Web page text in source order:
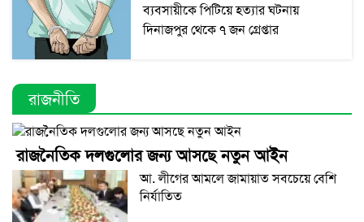
ব্যবসায়ীকে পিটিয়ে হত্যার ঘটনায়
দিনাজপুর থেকে ৭ জন গ্রেপ্তার
রাজনীতি
রাজনৈতিক দলগুলোর জন্য আসছে নতুন আইন
আ. লীগের আমলে জামায়াত সবচেয়ে বেশি
নির্যাতিত